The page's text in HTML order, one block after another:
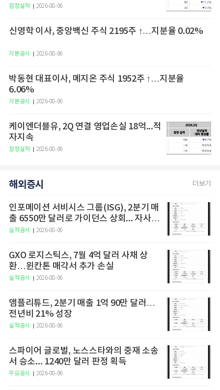
잠정실적 2026-08-06
신영학 이사, 중앙백신 주식 2195주 ↑…지분율 0.02%
지분공시 2026-08-06
박동현 대표이사, 메지온 주식 1952주 ↑…지분율
6.06%
지분공시 2026-08-06
케이엔더블유, 2Q 연결 영업손실 18억...적
자지속
잠정실적 2026-08-06
해외증시 더보기
인포메이션 서비시스 그룹(ISG), 2분기 매
출 6550만 달러로 가이던스 상회... 자사주
매입 3000만 달러 확대
실적공시 2026-08-06
GXO 로지스틱스, 7월 4억 달러 사채 상
환…윈칸톤 매각서 추가 손실
실적공시 2026-08-06
앰플리튜드, 2분기 매출 1억 90만 달러…
전년비 21% 성장
실적공시 2026-08-06
스파이어 글로벌, 노스스타와의 중재 소송
서 승소... 1240만 달러 판정 획득
주요공시 2026-08-06